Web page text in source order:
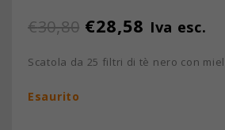
€30,80 €28,58 Iva esc.
Scatola da 25 filtri di tè nero con
Esaurito